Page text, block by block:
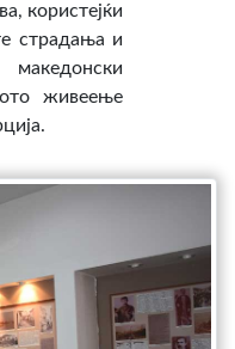
користејќи
страдања и
живеење